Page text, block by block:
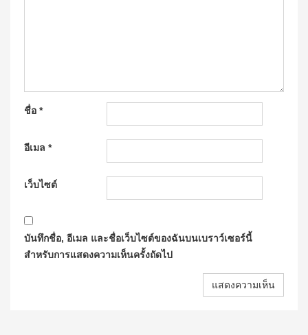
ชื่อ *
อีเมล *
เว็บไซต์
บันทึกชื่อ, อีเมล และชื่อเว็บไซต์ของฉันบนเบราว์เซอร์นี้
สำหรับการแสดงความเห็นครั้งถัดไป